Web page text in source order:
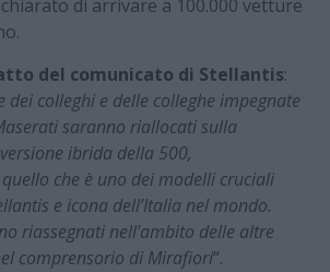
di arrivare a 100.000 vetture
del comunicato di Stellantis:
dei colleghi e delle colleghe impegnate
saranno riallocati sulla
ibrida della 500,
che è uno dei modelli cruciali
e icona dell’Italia nel mondo.
riassegnati nell’ambito delle altre
comprensorio di Mirafiori“.